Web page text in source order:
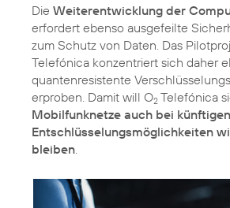
Die Weiterentwicklung der
erfordert ebenso ausgefeilte
zum Schutz von Daten. Das
Telefónica konzentriert sich daher
quantenresistente
erproben. Damit will O2 Telefónica
Mobilfunknetze auch bei
Entschlüsselungsmöglichkeiten
bleiben.